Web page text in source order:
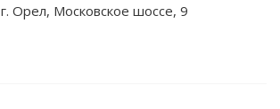
г. Орел, Московское шоссе, 9